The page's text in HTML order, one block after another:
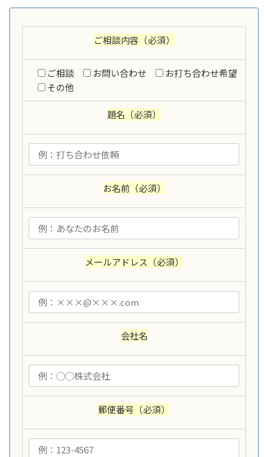
ご相談内容 （必須）
ご相談 お問い合わせ
お打ち合わせ希望
その他
題名 （必須）
お名前（必須）
メールアドレス （必須）
会社名
郵便番号 （必須）